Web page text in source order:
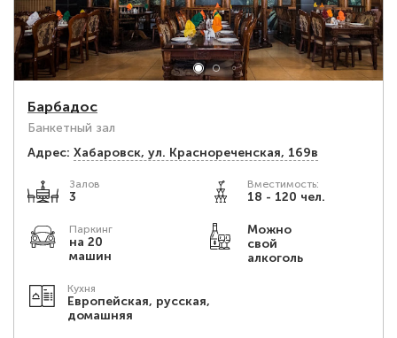
Барбадос
Банкетный зал
Адрес: Хабаровск, ул. Краснореченская, 169в
Залов
3
Вместимость:
18 - 120 чел.
Паркинг
на 20
машин
Можно
свой
алкоголь
Кухня
Европейская, русская,
домашняя